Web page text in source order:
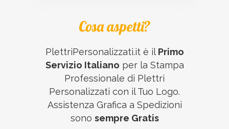
Cosa aspetti?
PlettriPersonalizzati.it è il Primo
Servizio Italiano per la Stampa
Professionale di Plettri
Personalizzati con il Tuo Logo.
Assistenza Grafica a Spedizioni
sono sempre Gratis